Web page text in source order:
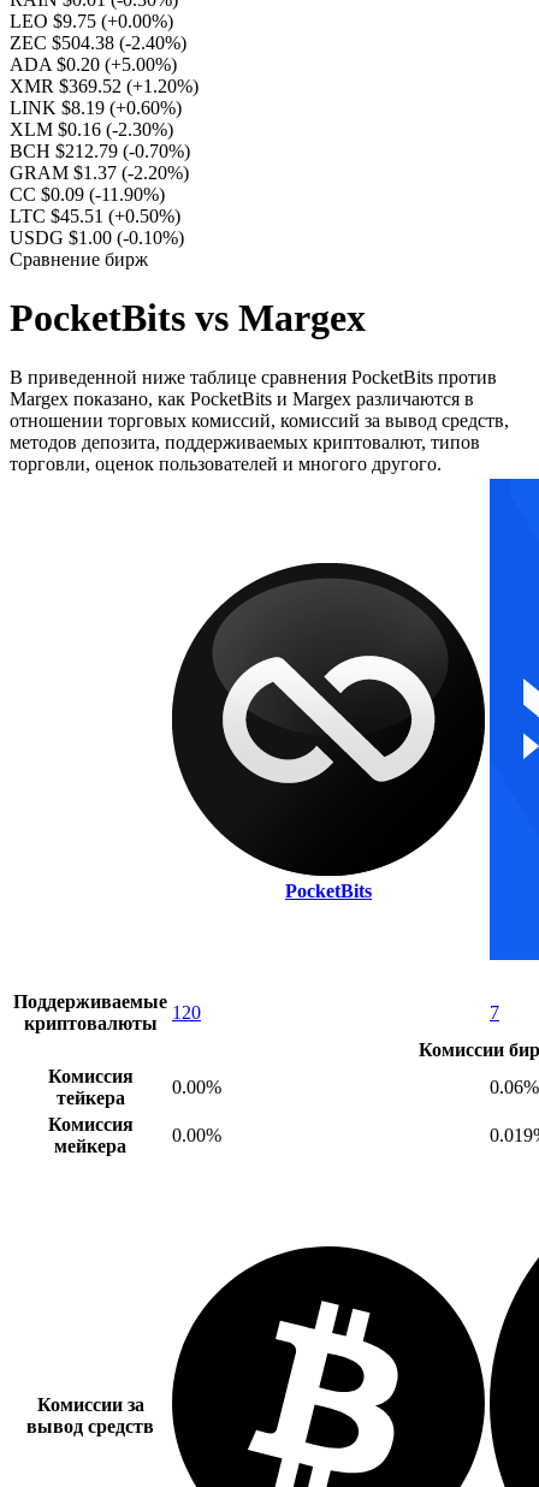
LEO $9.75 (+0.00%)
ZEC $504.38 (-2.40%)
ADA $0.20 (+5.00%)
XMR $369.52 (+1.20%)
LINK $8.19 (+0.60%)
XLM $0.16 (-2.30%)
BCH $212.79 (-0.70%)
GRAM $1.37 (-2.20%)
CC $0.09 (-11.90%)
LTC $45.51 (+0.50%)
USDG $1.00 (-0.10%)
Сравнение бирж
PocketBits vs Margex
В приведенной ниже таблице сравнения PocketBits против
Margex показано, как PocketBits и Margex различаются в
отношении торговых комиссий, комиссий за вывод средств,
методов депозита, поддерживаемых криптовалют, типов
торговли, оценок пользователей и многого другого.
PocketBits
Поддерживаемые
криптовалюты
120
7
Комиссии
Комиссия
тейкера
0.00%
0.06%
Комиссия
мейкера
0.00%
Комиссии за
вывод средств